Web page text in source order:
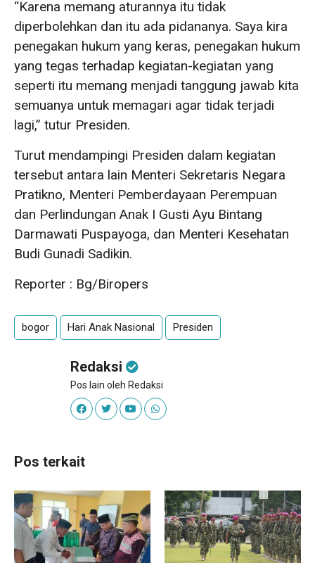
“Karena memang aturannya itu tidak
diperbolehkan dan itu ada pidananya. Saya kira
penegakan hukum yang keras, penegakan hukum
yang tegas terhadap kegiatan-kegiatan yang
seperti itu memang menjadi tanggung jawab kita
semuanya untuk memagari agar tidak terjadi
lagi,” tutur Presiden.
Turut mendampingi Presiden dalam kegiatan
tersebut antara lain Menteri Sekretaris Negara
Pratikno, Menteri Pemberdayaan Perempuan
dan Perlindungan Anak I Gusti Ayu Bintang
Darmawati Puspayoga, dan Menteri Kesehatan
Budi Gunadi Sadikin.
Reporter : Bg/Biropers
bogor Hari Anak Nasional Presiden
Redaksi
Pos lain oleh Redaksi
Pos terkait